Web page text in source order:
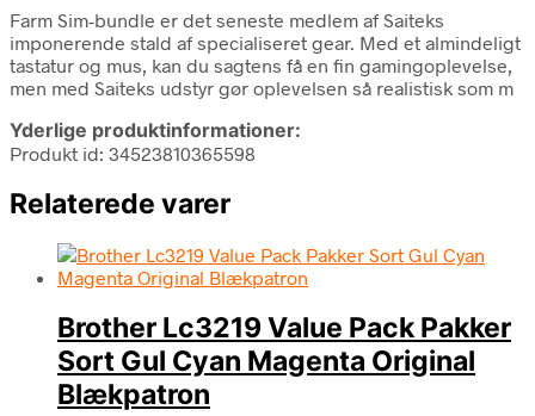
Farm Sim-bundle er det seneste medlem af Saiteks
imponerende stald af specialiseret gear. Med et almindeligt
tastatur og mus, kan du sagtens få en fin gamingoplevelse,
men med Saiteks udstyr gør oplevelsen så realistisk som m
Yderlige produktinformationer:
Produkt id: 34523810365598
Relaterede varer
Brother Lc3219 Value Pack Pakker
Sort Gul Cyan Magenta Original
Blækpatron